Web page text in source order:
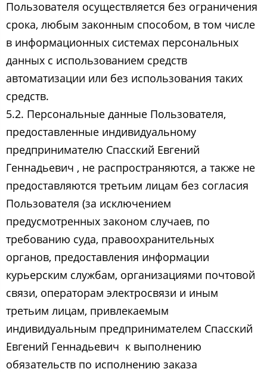
Пользователя осуществляется без ограничения
срока, любым законным способом, в том числе
в информационных системах персональных
данных с использованием средств
автоматизации или без использования таких
средств.
5.2. Персональные данные Пользователя,
предоставленные индивидуальному
предпринимателю Спасский Евгений
Геннадьевич ​, не распространяются, а также не
предоставляются третьим лицам без согласия
Пользователя (за исключением
предусмотренных законом случаев, по
требованию суда, правоохранительных
органов, предоставления информации
курьерским службам, организациями почтовой
связи, операторам электросвязи и иным
третьим лицам, привлекаемым
индивидуальным предпринимателем Спасский
Евгений Геннадьевич ​ к выполнению
обязательств по исполнению заказа